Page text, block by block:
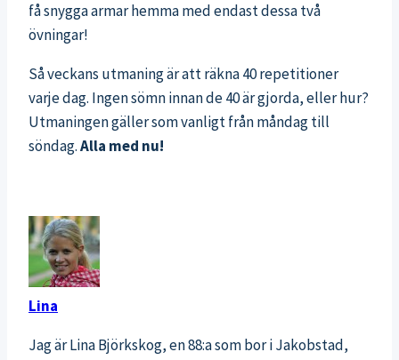
få snygga armar hemma med endast dessa två
övningar!
Så veckans utmaning är att räkna 40 repetitioner
varje dag. Ingen sömn innan de 40 är gjorda, eller hur?
Utmaningen gäller som vanligt från måndag till
söndag.Alla med nu!
Lina
Jag är Lina Björkskog, en 88:a som bor i Jakobstad,